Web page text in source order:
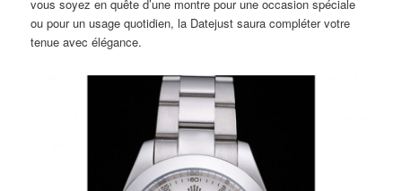
vous soyez en quête d’une montre pour une occasion spéciale
ou pour un usage quotidien, la Datejust saura compléter votre
tenue avec élégance.